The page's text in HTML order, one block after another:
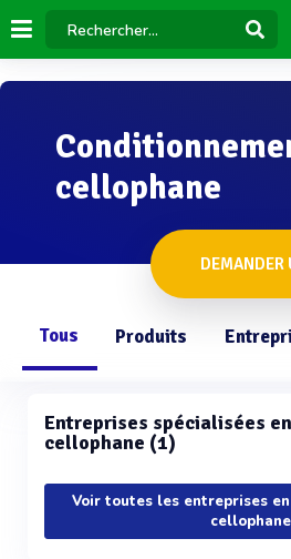
cellophane
DEMANDER
Tous Produits
Entreprises spécialisées
cellophane (1)
Voir toutes les entreprises
cellophane